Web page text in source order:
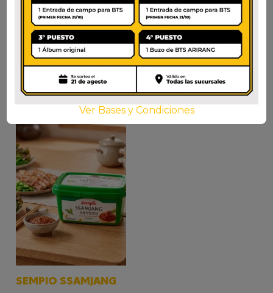
12.800
AÑADIR AL CARRITO
SOJA S 5L
37.500
AÑADIR AL CARRITO
SEMPIO SSAMJANG
Ver Bases y Condiciones